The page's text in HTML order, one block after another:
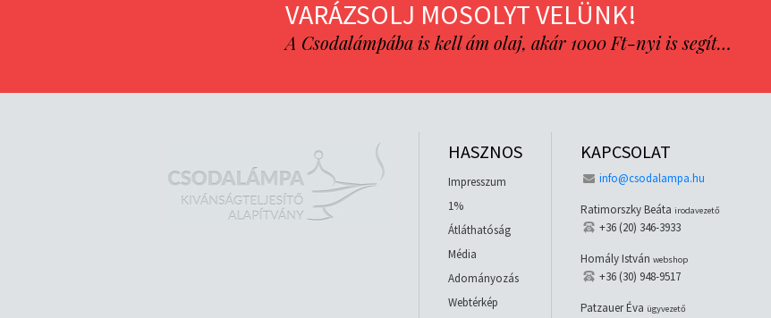
VARÁZSOLJ MOSOLYT VELÜNK!
A Csodalámpába is kell ám olaj, akár 1000 Ft-nyi is segít…
HASZNOS
Impresszum
1%
Átláthatóság
Média
Adományozás
Webtérkép
KAPCSOLAT
info@csodalampa.hu
Ratimorszky Beáta irodavezető
+36 (20) 346-3933
Homály István webshop
+36 (30) 948-9517
Patzauer Éva ügyvezető